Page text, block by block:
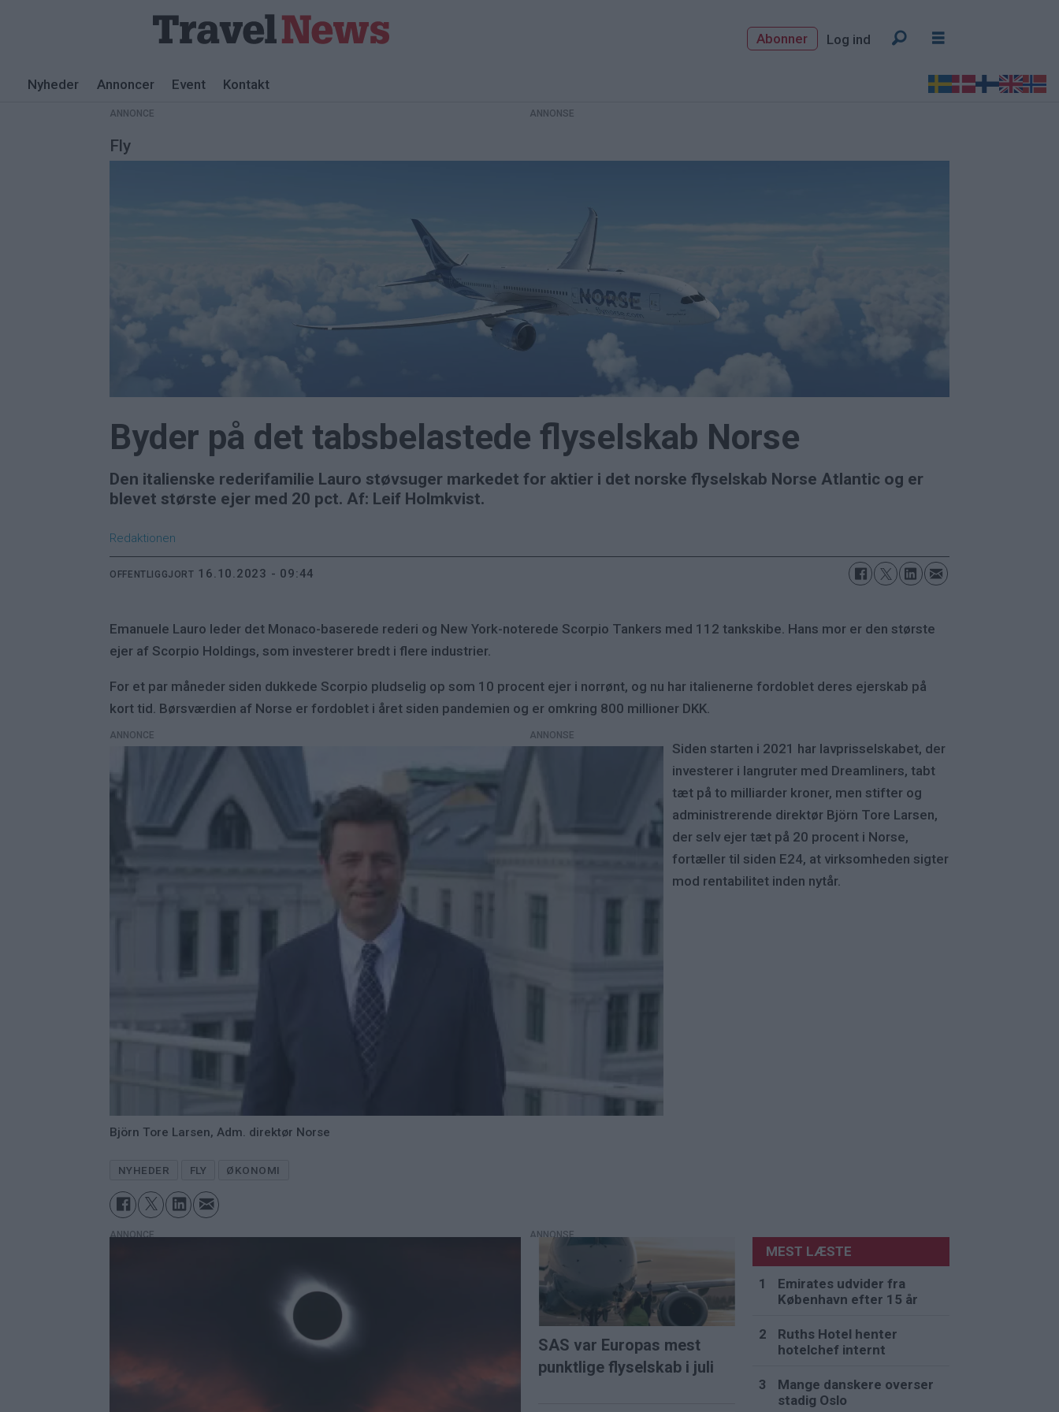
Abonner Log ind
Nyheder Annoncer Event Kontakt
ANNONCE
Fly
Byder på det tabsbelastede flyselskab Norse
Den italienske rederifamilie Lauro støvsuger markedet for aktier i det norske flyselskab Norse Atlantic og er
blevet største ejer med 20 pct. Af: Leif Holmkvist.
Redaktionen
OFFENTLIGGJORT 16.10.2023 - 09:44
Emanuele Lauro leder det Monaco-baserede rederi og New York-noterede Scorpio Tankers med 112 tankskibe. Hans mor er den største
ejer af Scorpio Holdings, som investerer bredt i flere industrier.
For et par måneder siden dukkede Scorpio pludselig op som 10 procent ejer i norrønt, og nu har italienerne fordoblet deres ejerskab på
kort tid. Børsværdien af Norse er fordoblet i året siden pandemien og er omkring 800 millioner DKK.
ANNONCE
Björn Tore Larsen, Adm. direktør Norse
Siden starten i 2021 har lavprisselskabet, der
investerer i langruter med Dreamliners, tabt
tæt på to milliarder kroner, men stifter og
administrerende direktør Björn Tore Larsen,
der selv ejer tæt på 20 procent i Norse,
fortæller til siden E24, at virksomheden sigter
mod rentabilitet inden nytår.
NYHEDER FLY ØKONOMI
ANNONCE
SAS var Europas mest
punktlige flyselskab i juli
MEST LÆSTE
Emirates udvider fra
København efter 15 år
Ruths Hotel henter
hotelchef internt
Mange danskere overser
stadig Oslo